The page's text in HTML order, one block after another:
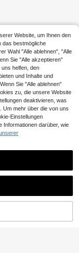
nur für Dekoratio
Website, um Ihnen den
das bestmögliche
Wahl "Alle ablehnen", "Alle
Sie "Alle akzeptieren"
helfen, den
und Inhalte und
Sie "Alle ablehnen"
zu, die unsere Website
deaktivieren, was
Um mehr über die von uns
Einstellungen
Informationen darüber, wie